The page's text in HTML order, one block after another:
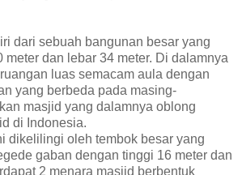
dari sebuah bangunan besar yang
meter dan lebar 34 meter. Di dalamnya
luas semacam aula dengan
yang berbeda pada masing-
masjid yang dalamnya oblong
di Indonesia.
dikelilingi oleh tembok besar yang
gaban dengan tinggi 16 meter dan
2 menara masjid berbentuk